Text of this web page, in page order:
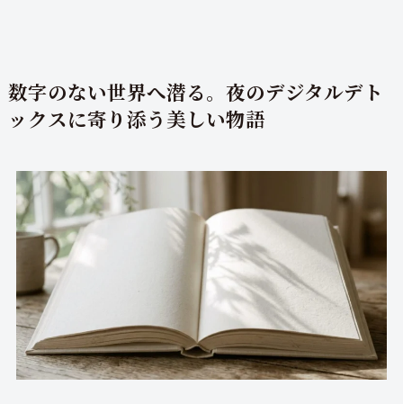
数字のない世界へ潜る。夜のデジタルデト
ックスに寄り添う美しい物語